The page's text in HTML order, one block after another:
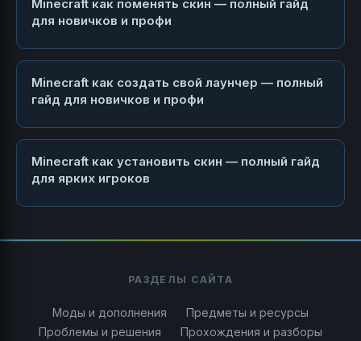
Minecraft как поменять скин — полный гайд
для новичков и профи
Minecraft как создать свой лаунчер — полный
гайд для новичков и профи
Minecraft как установить скин — полный гайд
для ярких игроков
РАЗДЕЛЫ САЙТА
Моды и дополнения
Предметы и ресурсы
Проблемы и решения
Прохождения и разборы